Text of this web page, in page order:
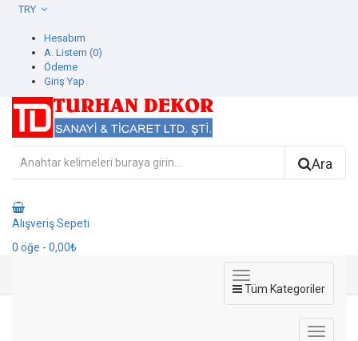
Hesabım
A. Listem (0)
Ödeme
Giriş Yap
Ara
Alışveriş Sepeti
0 öğe - 0,00₺
Tüm Kategoriler